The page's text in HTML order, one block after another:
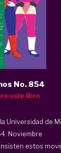
No. 854
este libro
Universidad de
Noviembre
estos